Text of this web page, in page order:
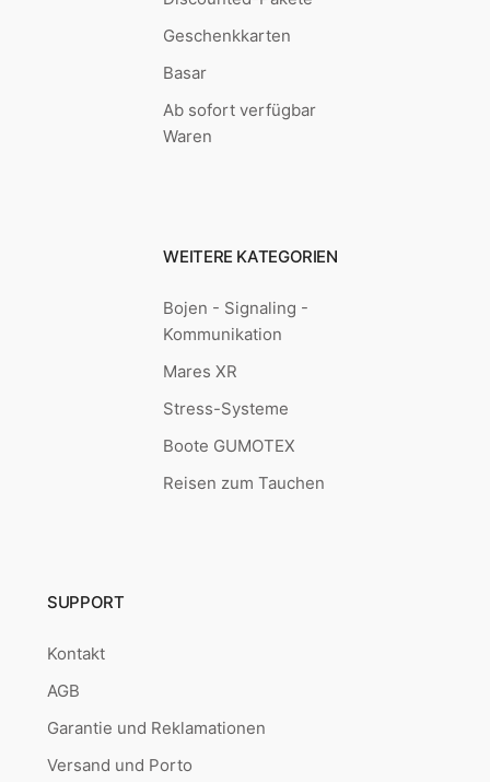
Geschenkkarten
Basar
Ab sofort verfügbar
Waren
WEITERE KATEGORIEN
Bojen - Signaling -
Kommunikation
Mares XR
Stress-Systeme
Boote GUMOTEX
Reisen zum Tauchen
SUPPORT
Kontakt
AGB
Garantie und Reklamationen
Versand und Porto